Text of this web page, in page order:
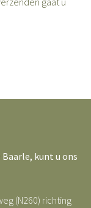
kunt u ons
(N260) richting